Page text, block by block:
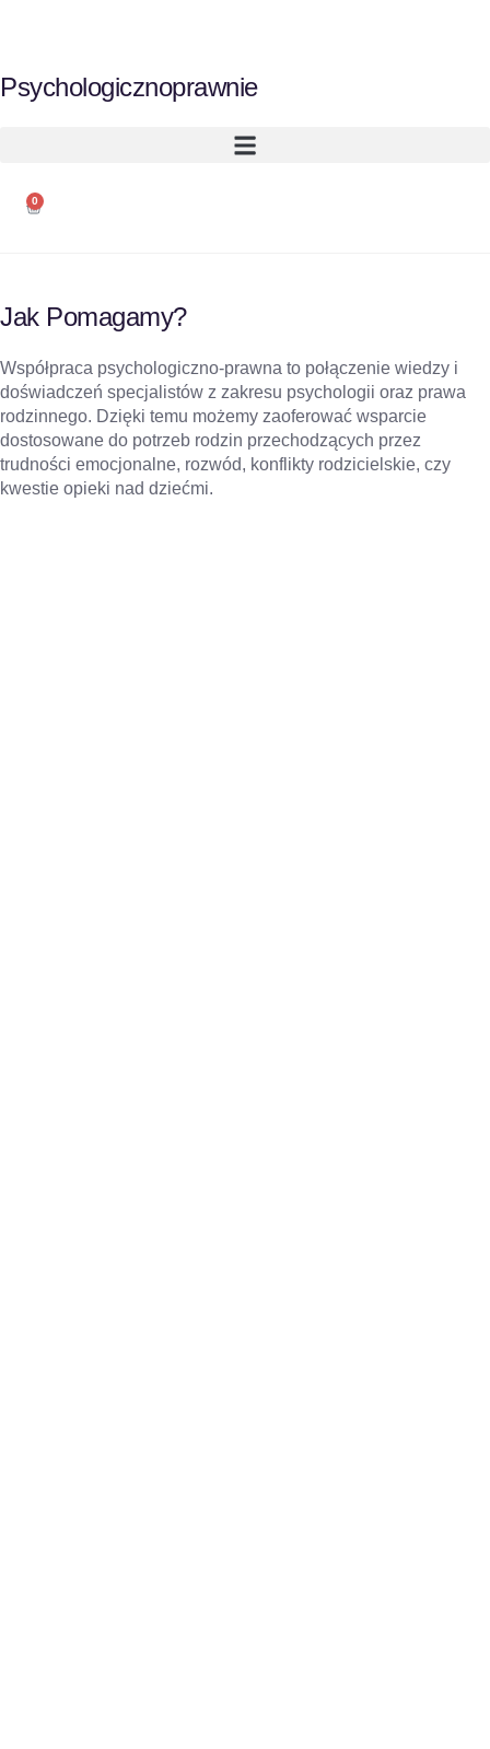
Psychologicznoprawnie
0
Katalog 2025
Pobierz nasz katalog produktowy
Pobierz
Jak Pomagamy?
Współpraca psychologiczno-prawna to połączenie wiedzy i
doświadczeń specjalistów z zakresu psychologii oraz prawa
rodzinnego. Dzięki temu możemy zaoferować wsparcie
dostosowane do potrzeb rodzin przechodzących przez
trudności emocjonalne, rozwód, konflikty rodzicielskie, czy
kwestie opieki nad dziećmi.